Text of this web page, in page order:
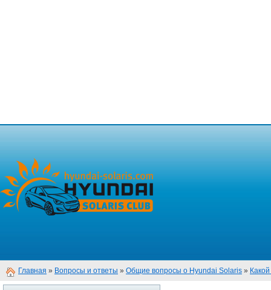
Главная » Вопросы и ответы » Общие вопросы о Hyundai Solaris »